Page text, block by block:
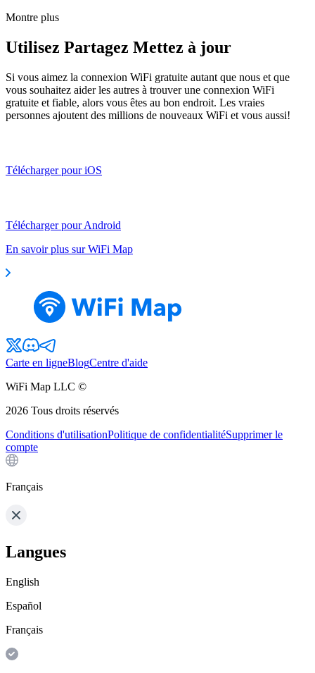
Montre plus
Utilisez Partagez Mettez à jour
Si vous aimez la connexion WiFi gratuite autant que nous et que
vous souhaitez aider les autres à trouver une connexion WiFi
gratuite et fiable, alors vous êtes au bon endroit. Les vraies
personnes ajoutent des millions de nouveaux WiFi et vous aussi!
Télécharger pour iOS
Télécharger pour Android
En savoir plus sur WiFi Map
Carte en ligneBlogCentre d'aide
WiFi Map LLC ©
2026 Tous droits réservés
Conditions d'utilisationPolitique de confidentialitéSupprimer le
compte
Français
Langues
English
Español
Français